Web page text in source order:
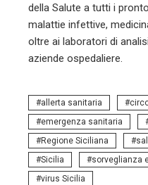
della Salute a tutti i
malattie infettive,
oltre ai laboratori di
aziende ospedaliere.
allerta sanitaria
emergenza sanitaria
Regione Siciliana
Sicilia
sorveglianza
virus Sicilia